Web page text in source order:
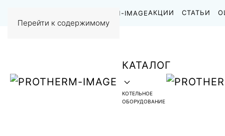
Перейти к содержимому
АКЦИИ СТАТЬИ
КАТАЛОГ
КОТЕЛЬНОЕ
ОБОРУДОВАНИЕ